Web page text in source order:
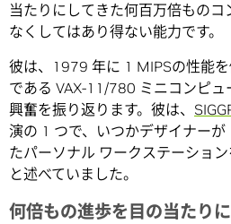
当たりにしてきた何百万倍もの
なくしてはあり得ない能力です。
彼は、1979 年に 1 MIPSの性能
である VAX-11/780 ミニコンピ
興奮を振り返ります。彼は、
演の 1 つで、いつかデザイナー
たパーソナル ワークステーショ
と述べていました。
何倍もの進歩を目の当たりに